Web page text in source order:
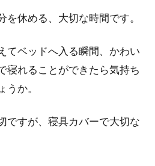
休める、大切な時間です。
てベッドへ入る瞬間、かわい
寝れることができたら気持ち
か。
ですが、寝具カバーで大切な